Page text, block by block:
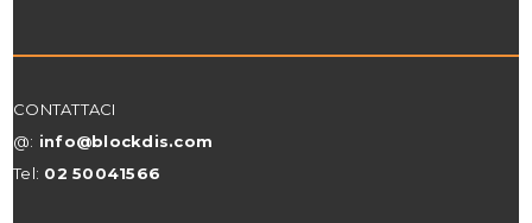
CONTATTACI
@: info@blockdis.com
Tel: 02 50041566